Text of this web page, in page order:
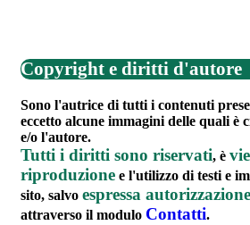
Copyright e diritti d'autore
Sono l'autrice di tutti i contenuti
eccetto alcune immagini delle quali è
e/o l'autore.
Tutti i diritti sono riservati, è
riproduzione e l'utilizzo di testi e
sito, salvo espressa autorizzazione
attraverso il modulo Contatti.